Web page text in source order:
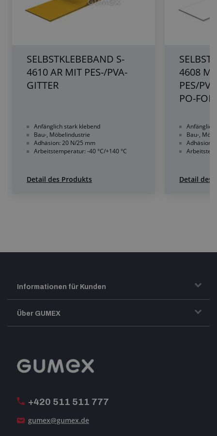
SELBSTKLEBEBAND S-
4610 AR MIT PES-/PVA-
GITTER
Anfänglich stark klebend
Bau-, Möbelindustrie
Adhäsion: 20 N/25 mm
Arbeitstemperatur: -40 °C/+140 °C
Detail des Produkts
4608
PES/
PO-
Anfänglich
Bau-,
Adhäsion:
Detail des
+420 511 511 777
gumex@gumex.de
Informationen für Kunden
Transport und Warenversand
Reklamation
Über GUMEX
GUMEX stellt sich vor